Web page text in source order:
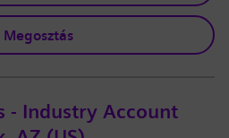
Megosztás
- Industry Account